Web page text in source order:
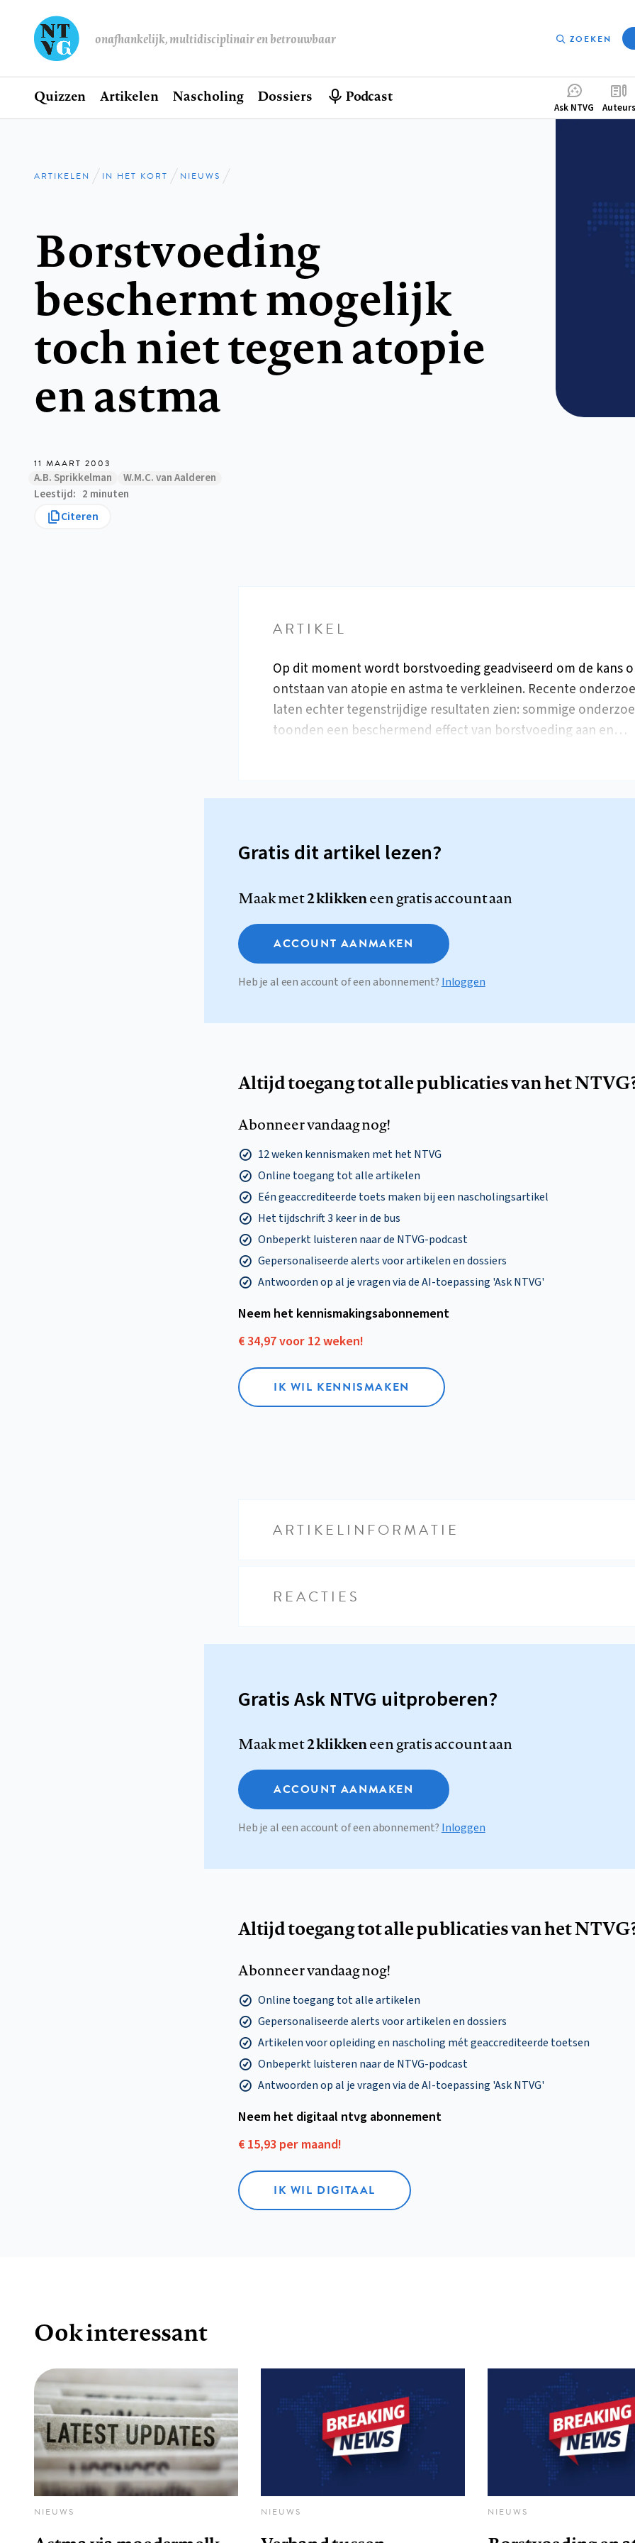
onafhankelijk, multidisciplinair en betrouwbaar ZOEKEN
Hoofdnavigatie
Home
Quizzen Artikelen Nascholing Dossiers Podcast
Ask NTVG Auteurs
Kruimelpad
ARTIKELEN IN HET KORT NIEUWS
Borstvoeding
beschermt mogelijk
toch niet tegen atopie
en astma
11 MAART 2003
A.B. Sprikkelman
W.M.C. van Aalderen
Leestijd
2 minuten
Citeren
ARTIKEL
Op dit moment wordt borstvoeding geadviseerd om de kans
ontstaan van atopie en astma te verkleinen. Recente
laten echter tegenstrijdige resultaten zien: sommige
toonden een beschermend effect van borstvoeding aan en…
Gratis dit artikel lezen?
Maak met2 klikkeneen gratis account aan
ACCOUNT AANMAKEN
Heb je al een account of een abonnement? Inloggen
Altijd toegang tot alle publicaties van het
Abonneer vandaag nog!
12 weken kennismaken met het NTVG
Online toegang tot alle artikelen
Eén geaccrediteerde toets maken bij een nascholingsartikel
Het tijdschrift 3 keer in de bus
Onbeperkt luisteren naar de NTVG-podcast
Gepersonaliseerde alerts voor artikelen en dossiers
Antwoorden op al je vragen via de AI-toepassing 'Ask NTVG'
Neem het kennismakings­abonnement
€ 34,97 voor 12 weken!
IK WIL KENNISMAKEN
ARTIKELINFORMATIE
REACTIES
Gratis Ask NTVG uitproberen?
Maak met2 klikkeneen gratis account aan
ACCOUNT AANMAKEN
Heb je al een account of een abonnement? Inloggen
Altijd toegang tot alle publicaties van het
Abonneer vandaag nog!
Online toegang tot alle artikelen
Gepersonaliseerde alerts voor artikelen en dossiers
Artikelen voor opleiding en nascholing mét geaccrediteerde toetsen
Onbeperkt luisteren naar de NTVG-podcast
Antwoorden op al je vragen via de AI-toepassing 'Ask NTVG'
Neem het digitaal ntvg abonnement
€ 15,93 per maand!
IK WIL DIGITAAL
Ook interessant
NIEUWS NIEUWS NIEUWS